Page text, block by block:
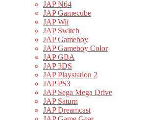
JAP N64
JAP Gamecube
JAP Wii
JAP Switch
JAP Gameboy
JAP Gameboy Color
JAP GBA
JAP 3DS
JAP Playstation 2
JAP PS3
JAP Sega Mega Drive
JAP Saturn
JAP Dreamcast